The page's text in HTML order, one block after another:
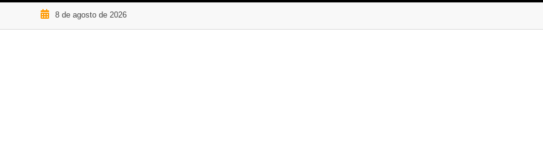
8 de agosto de 2026